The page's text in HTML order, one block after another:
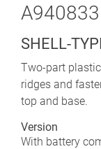
SHELL-
Two-part
ridges and
top and base.
Version
With battery